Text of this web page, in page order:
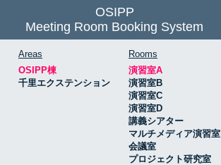
OSIPP
Meeting Room Booking System
Areas
OSIPP棟
千里エクステンション
Rooms
演習室A
演習室B
演習室C
演習室D
講義シアター
マルチメディア演習室
会議室
プロジェクト研究室